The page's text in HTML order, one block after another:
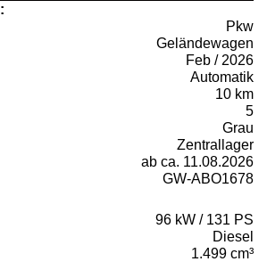
Pkw
Geländewagen
Feb / 2026
Automatik
10 km
5
Grau
Zentrallager
ab ca. 11.08.2026
GW-ABO1678
96 kW / 131 PS
Diesel
1.499 cm³